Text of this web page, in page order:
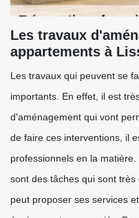
Les travaux
appartements à
Les travaux qui peuvent se
importants. En effet, il est
d'aménagement qui vont
de faire ces interventions, il
professionnels en la
sont des tâches qui sont
peut proposer ses services